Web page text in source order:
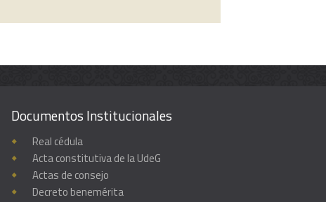
Documentos Institucionales
Real cédula
Acta constitutiva de la UdeG
Actas de consejo
Decreto benemérita